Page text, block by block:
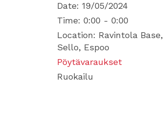
Date: 19/05/2024
Time: 0:00 - 0:00
Location: Ravintola Base,
Sello, Espoo
Pöytävaraukset
Ruokailu